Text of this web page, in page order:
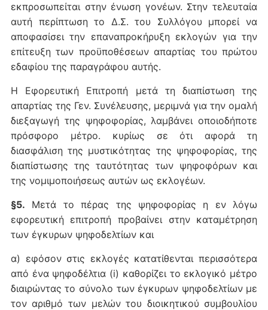
εκπροσωπείται στην ένωση γονέων. Στην τελευταία
αυτή περίπτωση το Δ.Σ. του Συλλόγου μπορεί να
αποφασίσει την επαναπροκήρυξη εκλογών για την
επίτευξη των προϋποθέσεων απαρτίας του πρώτου
εδαφίου της παραγράφου αυτής.
Η Εφορευτική Επιτροπή μετά τη διαπίστωση της
απαρτίας της Γεν. Συνέλευσης, μεριμνά για την ομαλή
διεξαγωγή της ψηφοφορίας, λαμβάνει οποιοδήποτε
πρόσφορο μέτρο. κυρίως σε ότι αφορά τη
διασφάλιση της μυστικότητας της ψηφοφορίας, της
διαπίστωσης της ταυτότητας των ψηφοφόρων και
της νομιμοποιήσεως αυτών ως εκλογέων.
§5. Μετά το πέρας της ψηφοφορίας η εν λόγω
εφορευτική επιτροπή προβαίνει στην καταμέτρηση
των έγκυρων ψηφοδελτίων και
α) εφόσον στις εκλογές κατατίθενται περισσότερα
από ένα ψηφοδέλτια (i) καθορίζει το εκλογικό μέτρο
διαιρώντας το σύνολο των έγκυρων ψηφοδελτίων με
τον αριθμό των μελών του διοικητικού συμβουλίου